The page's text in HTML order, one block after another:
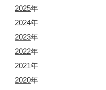
2025年
2024年
2023年
2022年
2021年
2020年